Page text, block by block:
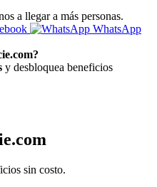
a llegar a más personas.
WhatsApp
y desbloquea beneficios
sin costo.